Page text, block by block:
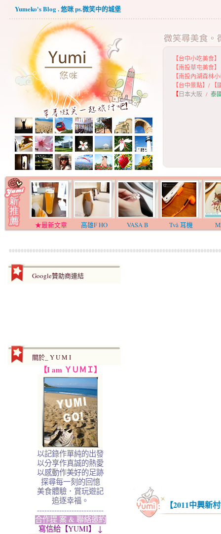
Yumeko's Blog . 悠咪 ps.微笑中的城堡
【台中小吃美食】
【南投草屯美食】
【南投內湖森林
【台中景點】 /
【日本大阪 / 泰
★最新文章 高雄F HO VASA B Två 耳機
Google贊助商連結
關於_ Y U M I
【I am ＹＵＭＩ】
以記錄作單純的出發
以分享作真誠的熱愛
以感動作美好的足跡
探尋每一刻的回憶
美食體驗．賞玩遊記
追逐幸福。
---------------------------
合作提 案 & 聯絡邀約
寫信給【YUMI】 ↓
【2011中興新